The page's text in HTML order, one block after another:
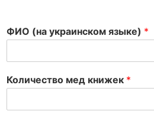
ФИО (на украинском языке) *
Количество мед книжек *